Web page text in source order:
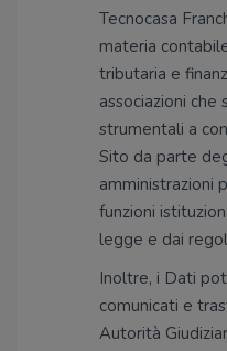
Tecnocasa
materia
tributaria e
associazioni che
strumentali a
Sito da parte
amministrazioni
funzioni
legge e dai
Inoltre, i Dati
comunicati e
Autorità